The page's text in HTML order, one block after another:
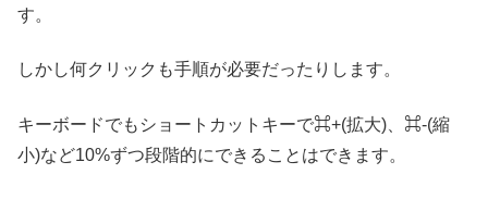
す。
しかし何クリックも手順が必要だったりします。
キーボードでもショートカットキーで⌘+(拡大)、⌘-(縮
小)など10%ずつ段階的にできることはできます。